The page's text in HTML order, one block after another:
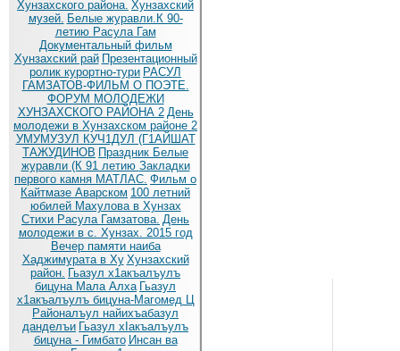
Хунзахского района. Хунзахский
музей. Белые журавли.К 90-
летию Расула Гам
Документальный фильм
Хунзахский рай Презентационный
ролик курортно-тури РАСУЛ
ГАМЗАТОВ-ФИЛЬМ О ПОЭТЕ.
ФОРУМ МОЛОДЕЖИ
ХУНЗАХСКОГО РАЙОНА 2 День
молодежи в Хунзахском районе 2
УМУМУЗУЛ КУЧ1ДУЛ (Г1АЙШАТ
ТАЖУДИНОВ Праздник Белые
журавли (К 91 летию Закладки
первого камня МАТЛАС. Фильм о
Кайтмазе Аварском 100 летний
юбилей Махулова в Хунзах
Стихи Расула Гамзатова. День
молодежи в с. Хунзах. 2015 год
Вечер памяти наиба
Хаджимурата в Ху Хунзахский
район. Гьазул х1акъалъулъ
бицуна Мала Алха Гьазул
х1акъалъулъ бицуна-Магомед Ц
Районалъул найихъабазул
данделъи Гьазул хIакъалъулъ
бицуна - Гимбато Инсан ва